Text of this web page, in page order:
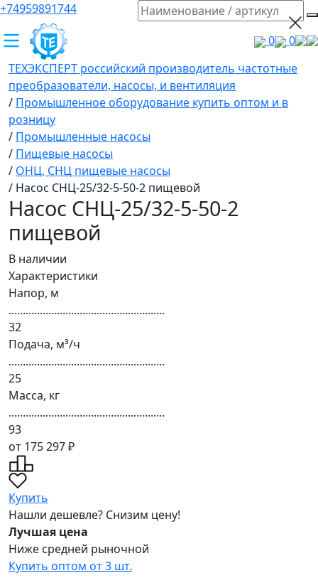
+74959891744
0
0
ТЕХЭКСПЕРТ российский производитель частотные
преобразователи, насосы, и вентиляция
/ Промышленное оборудование купить оптом и в
розницу
/ Промышленные насосы
/ Пищевые насосы
/ ОНЦ, СНЦ пищевые насосы
/ Насос СНЦ-25/32-5-50-2 пищевой
Насос СНЦ-25/32-5-50-2
пищевой
В наличии
Характеристики
Напор, м
.......................................................
32
Подача, м³/ч
.......................................................
25
Масса, кг
.......................................................
93
от 175 297 ₽
Купить
Нашли дешевле? Снизим цену!
Лучшая цена
Ниже средней рыночной
Купить оптом от 3 шт.